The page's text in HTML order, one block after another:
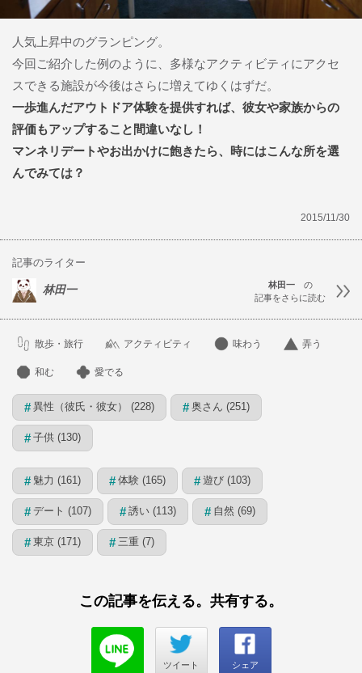
人気上昇中のグランピング。
今回ご紹介した例のように、多様なアクティビティにアクセ
スできる施設が今後はさらに増えてゆくはずだ。
一歩進んだアウトドア体験を提供すれば、彼女や家族からの
評価もアップすること間違いなし！
マンネリデートやお出かけに飽きたら、時にはこんな所を選
んでみては？
2015/11/30
記事のライター
林田一 林田一の
記事をさらに読む
散歩・旅行 アクティビティ 味わう 弄う
和む 愛でる
# 異性（彼氏・彼女） (228) # 奥さん (251)
# 子供 (130)
# 魅力 (161) # 体験 (165) # 遊び (103)
# デート (107) # 誘い (113) # 自然 (69)
# 東京 (171) # 三重 (7)
この記事を伝える。共有する。
ツイート シェア